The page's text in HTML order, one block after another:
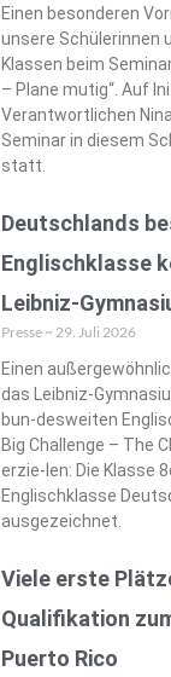
Einen besonderen
unsere Schülerinnen
Klassen beim
– Plane mutig“. Auf
Verantwortlichen
Seminar in diesem
statt.
Deutschlands
Englischklasse
Leibniz-
Presse 29. Juli 2026
Einen
das Leibniz-
bun-desweiten
Big Challenge – The
erzie-len: Die Klasse
Englischklasse
ausgezeichnet.
Viele erste
Qualifikation
Puerto Rico